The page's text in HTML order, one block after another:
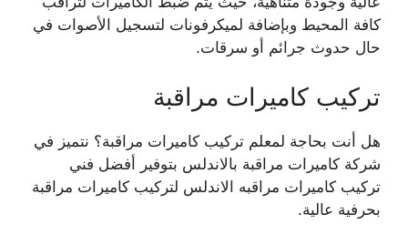
كافة المحيط وبإضافة لميكرفونات لتسجيل الأصوات في
حال حدوث جرائم أو سرقات.
تركيب كاميرات مراقبة
هل أنت بحاجة لمعلم تركيب كاميرات مراقبة؟ نتميز في
شركة كاميرات مراقبة بالاندلس بتوفير أفضل فني
تركيب كاميرات مراقبه الاندلس لتركيب كاميرات مراقبة
بحرفية عالية.